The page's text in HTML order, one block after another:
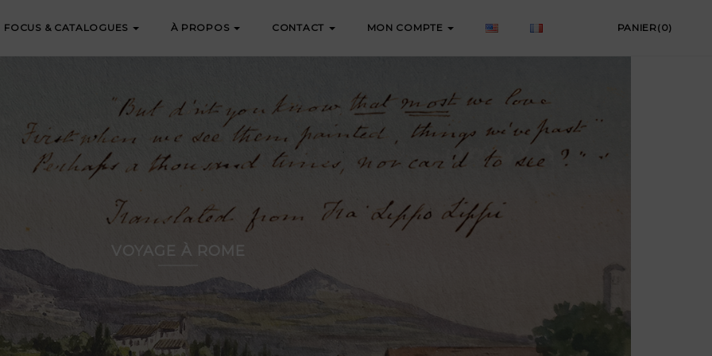
FOCUS & CATALOGUES À PROPOS CONTACT MON COMPTE PANIER(0)
VOYAGE À ROME